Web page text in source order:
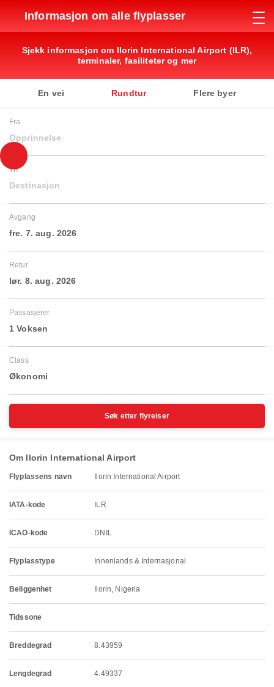
Informasjon om alle flyplasser
Sjekk informasjon om Ilorin International Airport (ILR),
terminaler, fasiliteter og mer
En vei Rundtur Flere byer
Fra
Opprinnelse
Til
Destinasjon
Avgang
fre. 7. aug. 2026
Retur
lør. 8. aug. 2026
Passasjerer
1 Voksen
Class
Økonomi
Søk etter flyreiser
Om Ilorin International Airport
Flyplassens navn Ilorin International Airport
IATA-kode ILR
ICAO-kode DNIL
Flyplasstype Innenlands & Internasjonal
Beliggenhet Ilorin, Nigeria
Tidssone
Breddegrad 8.43959
Lengdegrad 4.49337